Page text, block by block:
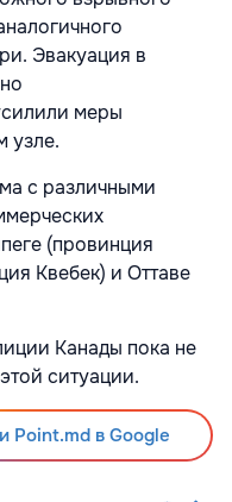
Эвакуация в
меры
узле.
с различными
(провинция
Квебек) и Оттаве
Канады пока не
ситуации.
Point.md в Google